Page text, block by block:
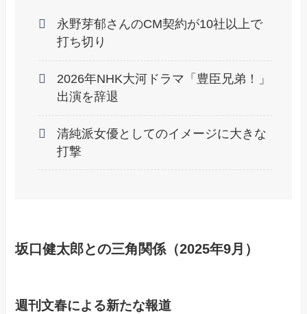
永野芽郁さんのCM契約が10社以上で
打ち切り
2026年NHK大河ドラマ「豊臣兄弟！」
出演を辞退
清純派女優としてのイメージに大きな
打撃
坂口健太郎との三角関係（2025年9月）
週刊文春による新たな報道